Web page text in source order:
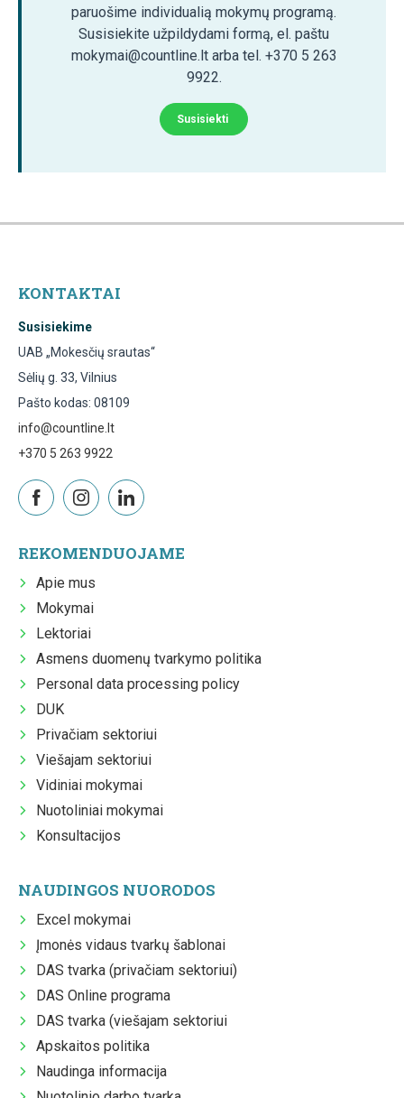
paruošime individualią mokymų programą.
Susisiekite užpildydami formą, el. paštu
mokymai@countline.lt arba tel. +370 5 263
9922.
Susisiekti
KONTAKTAI
Susisiekime
UAB „Mokesčių srautas“
Sėlių g. 33, Vilnius
Pašto kodas: 08109
info@countline.lt
+370 5 263 9922
REKOMENDUOJAME
Apie mus
Mokymai
Lektoriai
Asmens duomenų tvarkymo politika
Personal data processing policy
DUK
Privačiam sektoriui
Viešajam sektoriui
Vidiniai mokymai
Nuotoliniai mokymai
Konsultacijos
NAUDINGOS NUORODOS
Excel mokymai
Įmonės vidaus tvarkų šablonai
DAS tvarka (privačiam sektoriui)
DAS Online programa
DAS tvarka (viešajam sektoriui
Apskaitos politika
Naudinga informacija